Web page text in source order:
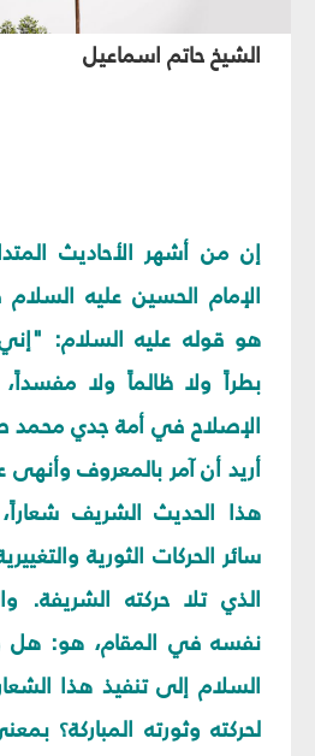
الشيخ حاتم اسماعيل
إن من أشهر الأحاديث
الإمام الحسين عليه السلام
هو قوله عليه السلام:
بطراً ولا ظالماً ولا
الإصلاح في أمة جدي محمد
هذا الحديث الشريف
سائر الحركات الثورية
الذي تلا حركته الشريفة.
نفسه في المقام، هو: هل
السلام إلى تنفيذ هذا
لحركته وثورته المباركة؟